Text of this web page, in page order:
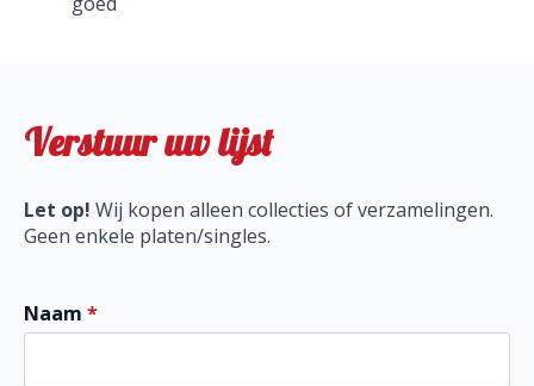
Verstuur uw lijst
Let op! Wij kopen alleen collecties of verzamelingen.
Geen enkele platen/singles.
Naam *